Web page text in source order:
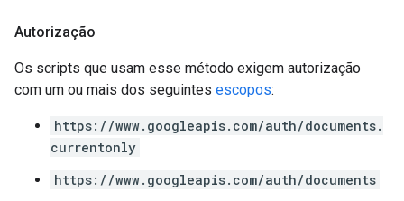
Autorização
Os scripts que usam esse método exigem autorização
com um ou mais dos seguintes escopos:
https://www.googleapis.com/auth/documents.
currentonly
https://www.googleapis.com/auth/documents